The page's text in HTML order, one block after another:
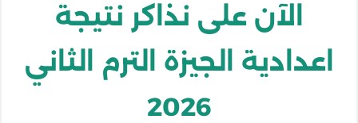
الآن على نذاكر نتيجة
اعدادية الجيزة الترم الثاني
2026